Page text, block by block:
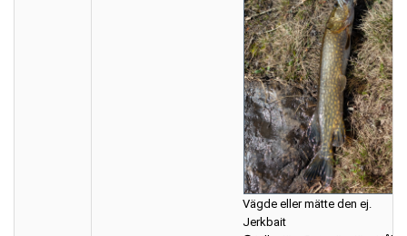
Vägde eller mätte den ej.
Jerkbait